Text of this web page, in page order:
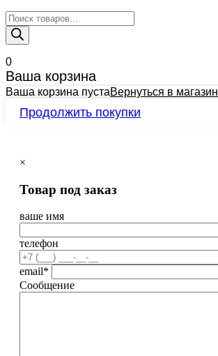
Поиск
товаров
0
Ваша корзина
Ваша корзина пустаВернуться в магазин
Продолжить покупки
×
Товар под заказ
ваше имя
телефон
email*
Сообщение